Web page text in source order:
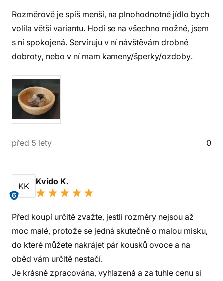
Rozměrově je spíš menší, na plnohodnotné jídlo bych
volila větší variantu. Hodí se na všechno možné, jsem
s ní spokojená. Servíruju v ní návštěvám drobné
dobroty, nebo v ní mam kameny/šperky/ozdoby.
před 5 lety 0
KK
6
Kvído K.
Před koupí určitě zvažte, jestli rozměry nejsou až
moc malé, protože se jedná skutečně o malou misku,
do které můžete nakrájet pár kousků ovoce a na
oběd vám určitě nestačí.
Je krásně zpracována, vyhlazená a za tuhle cenu si